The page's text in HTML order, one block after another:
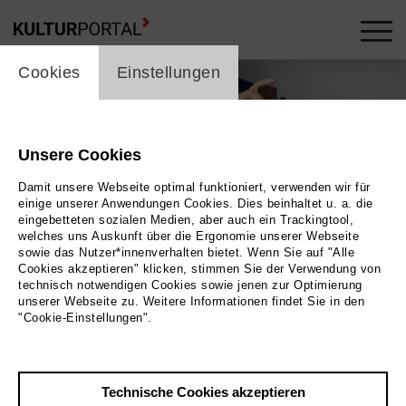
Übersicht
cookie_layer
Cookies Einstellungen
Unsere Cookies
Damit unsere Webseite optimal funktioniert, verwenden wir für
einige unserer Anwendungen Cookies. Dies beinhaltet u. a. die
eingebetteten sozialen Medien, aber auch ein Trackingtool,
welches uns Auskunft über die Ergonomie unserer Webseite
sowie das Nutzer*innenverhalten bietet. Wenn Sie auf "Alle
Cookies akzeptieren" klicken, stimmen Sie der Verwendung von
technisch notwendigen Cookies sowie jenen zur Optimierung
unserer Webseite zu. Weitere Informationen findet Sie in den
"Cookie-Einstellungen".
Technische Cookies akzeptieren